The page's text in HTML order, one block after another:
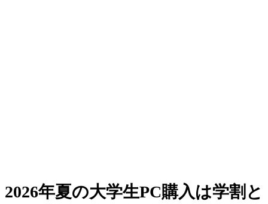
2026年夏の大学生PC購入は学割と